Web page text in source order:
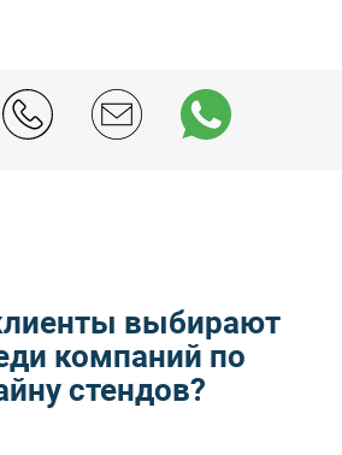
выбирают
компаний по
стендов?